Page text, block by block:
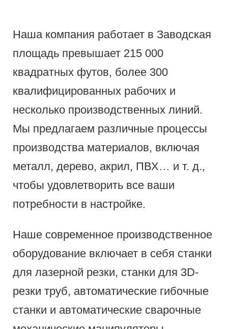
Наша компания работает в Заводская
площадь превышает 215 000
квадратных футов, более 300
квалифицированных рабочих и
несколько производственных линий.
Мы предлагаем различные процессы
производства материалов, включая
металл, дерево, акрил, ПВХ… и т. д.,
чтобы удовлетворить все ваши
потребности в настройке.
Наше современное производственное
оборудование включает в себя станки
для лазерной резки, станки для 3D-
резки труб, автоматические гибочные
станки и автоматические сварочные